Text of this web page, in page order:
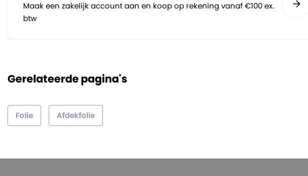
Maak een zakelijk account aan en koop op rekening vanaf €100 ex.
btw
Gerelateerde pagina's
Folie Afdekfolie